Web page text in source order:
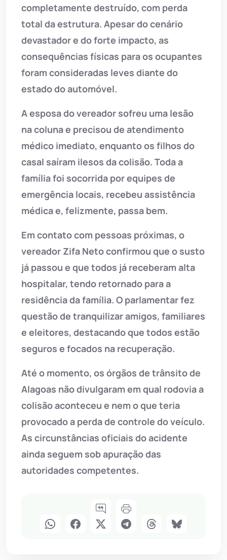
completamente destruído, com perda
total da estrutura. Apesar do cenário
devastador e do forte impacto, as
consequências físicas para os ocupantes
foram consideradas leves diante do
estado do automóvel.
A esposa do vereador sofreu uma lesão
na coluna e precisou de atendimento
médico imediato, enquanto os filhos do
casal saíram ilesos da colisão. Toda a
família foi socorrida por equipes de
emergência locais, recebeu assistência
médica e, felizmente, passa bem.
Em contato com pessoas próximas, o
vereador Zifa Neto confirmou que o susto
já passou e que todos já receberam alta
hospitalar, tendo retornado para a
residência da família. O parlamentar fez
questão de tranquilizar amigos, familiares
e eleitores, destacando que todos estão
seguros e focados na recuperação.
Até o momento, os órgãos de trânsito de
Alagoas não divulgaram em qual rodovia a
colisão aconteceu e nem o que teria
provocado a perda de controle do veículo.
As circunstâncias oficiais do acidente
ainda seguem sob apuração das
autoridades competentes.